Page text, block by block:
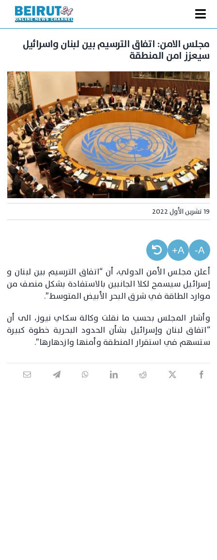
content
Toggle
Navigation
الصفحة الرئيسية
سياسة
اقتصاد
فنّ
رياضة
متفرقات
Podcast
من نحن
البحث
عن:
مجلس الامن: اتفاق الترسيم بين لبنان واسرائيل
سيعزز امن المنطقة
19 تشرين الأول 2022
A-
A+
أعلن ​مجلس الأمن الدولي​، أن “اتفاق الترسيم بين ​لبنان​ و​
إسرائيل​ سيسمح لكلا الجانبين بالاستفادة بشكل منصف من
موارد ​الطاقة​ في شرق البحر ​الأبيض​ المتوسط”.
وأشار المجلس بحسب ما نقلت وكالة سكاي نيوز، الى أن
“اتفاق لبنان وإسرائيل بشأن ​الحدود البحرية​ خطوة كبيرة
ستسهم في استقرار المنطقة وأمنها وازدهارها”.